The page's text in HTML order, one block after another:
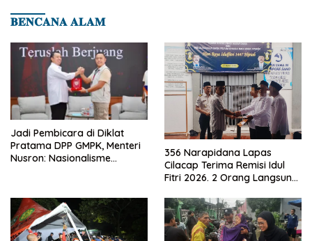
𝐁𝐄𝐍𝐂𝐀𝐍𝐀 𝐀𝐋𝐀𝐌
Jadi Pembicara di Diklat
Pratama DPP GMPK, Menteri
Nusron: Nasionalisme
356 Narapidana Lapas
Cilacap Terima Remisi Idul
Fitri 2026. 2 Orang Langsung